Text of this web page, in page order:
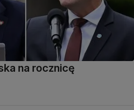
na rocznicę